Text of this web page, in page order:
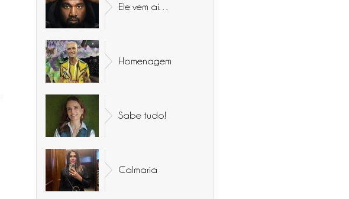
Ele vem aí…
Homenagem
Sabe tudo!
Calmaria